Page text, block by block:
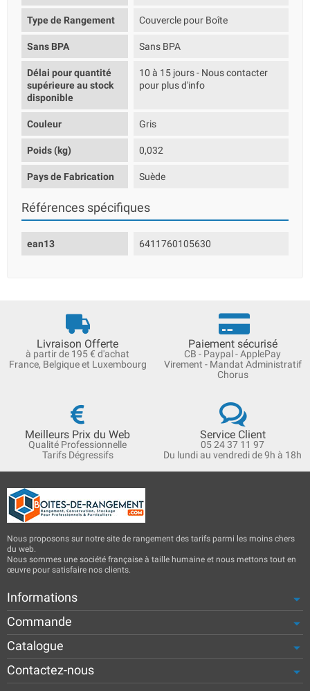
Type de Rangement Couvercle pour Boîte
Sans BPA Sans BPA
Délai pour quantité
supérieure au stock
disponible
10 à 15 jours - Nous contacter
pour plus d'info
Couleur Gris
Poids (kg) 0,032
Pays de Fabrication Suède
Références spécifiques
ean13 6411760105630
Livraison Offerte
à partir de 195 € d'achat
France, Belgique et Luxembourg
Paiement sécurisé
CB - Paypal - ApplePay
Virement - Mandat Administratif
Chorus
Meilleurs Prix du Web
Qualité Professionnelle
Tarifs Dégressifs
Service Client
05 24 37 11 97
Du lundi au vendredi de 9h à 18h
Nous proposons sur notre site de rangement des tarifs parmi les moins chers
du web.
Nous sommes une société française à taille humaine et nous mettons tout en
œuvre pour satisfaire nos clients.
Informations
Commande
Catalogue
Contactez-nous